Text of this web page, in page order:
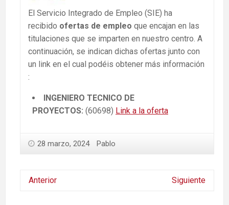
El Servicio Integrado de Empleo (SIE) ha
recibido ofertas de empleo que encajan en las
titulaciones que se imparten en nuestro centro. A
continuación, se indican dichas ofertas junto con
un link en el cual podéis obtener más información
:
INGENIERO TECNICO DE
PROYECTOS: (60698) Link a la oferta
28 marzo, 2024 Pablo
Anterior Siguiente